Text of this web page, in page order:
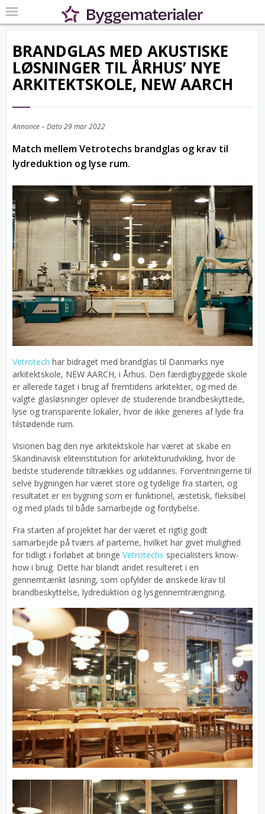
BRANDGLAS MED AKUSTISKE
LØSNINGER TIL ÅRHUS’ NYE
ARKITEKTSKOLE, NEW AARCH
Annonce – Dato29 mar 2022
Match mellem Vetrotechs brandglas og krav til
lydreduktion og lyse rum.
Vetrotech har bidraget med brandglas til Danmarks nye
arkitektskole, NEW AARCH, i Århus. Den færdigbyggede skole
er allerede taget i brug af fremtidens arkitekter, og med de
valgte glasløsninger oplever de studerende brandbeskyttede,
lyse og transparente lokaler, hvor de ikke generes af lyde fra
tilstødende rum.
Visionen bag den nye arkitektskole har været at skabe en
Skandinavisk eliteinstitution for arkitekturudvikling, hvor de
bedste studerende tiltrækkes og uddannes. Forventningerne til
selve bygningen har været store og tydelige fra starten, og
resultatet er en bygning som er funktionel, æstetisk, fleksibel
og med plads til både samarbejde og fordybelse.
Fra starten af projektet har der været et rigtig godt
samarbejde på tværs af parterne, hvilket har givet mulighed
for tidligt i forløbet at bringe Vetrotechs specialisters know-
how i brug. Dette har blandt andet resulteret i en
gennemtænkt løsning, som opfylder de ønskede krav til
brandbeskyttelse, lydreduktion og lysgennemtrængning.